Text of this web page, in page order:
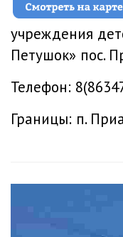
учреждения
Петушок» пос.
Телефон:
Границы: п.